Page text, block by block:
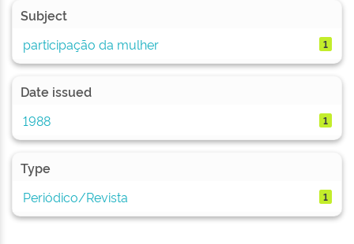
Subject
participação da mulher
1
Date issued
1988
1
Type
Periódico/Revista
1